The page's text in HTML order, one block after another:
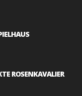
ROSENKAVALIER